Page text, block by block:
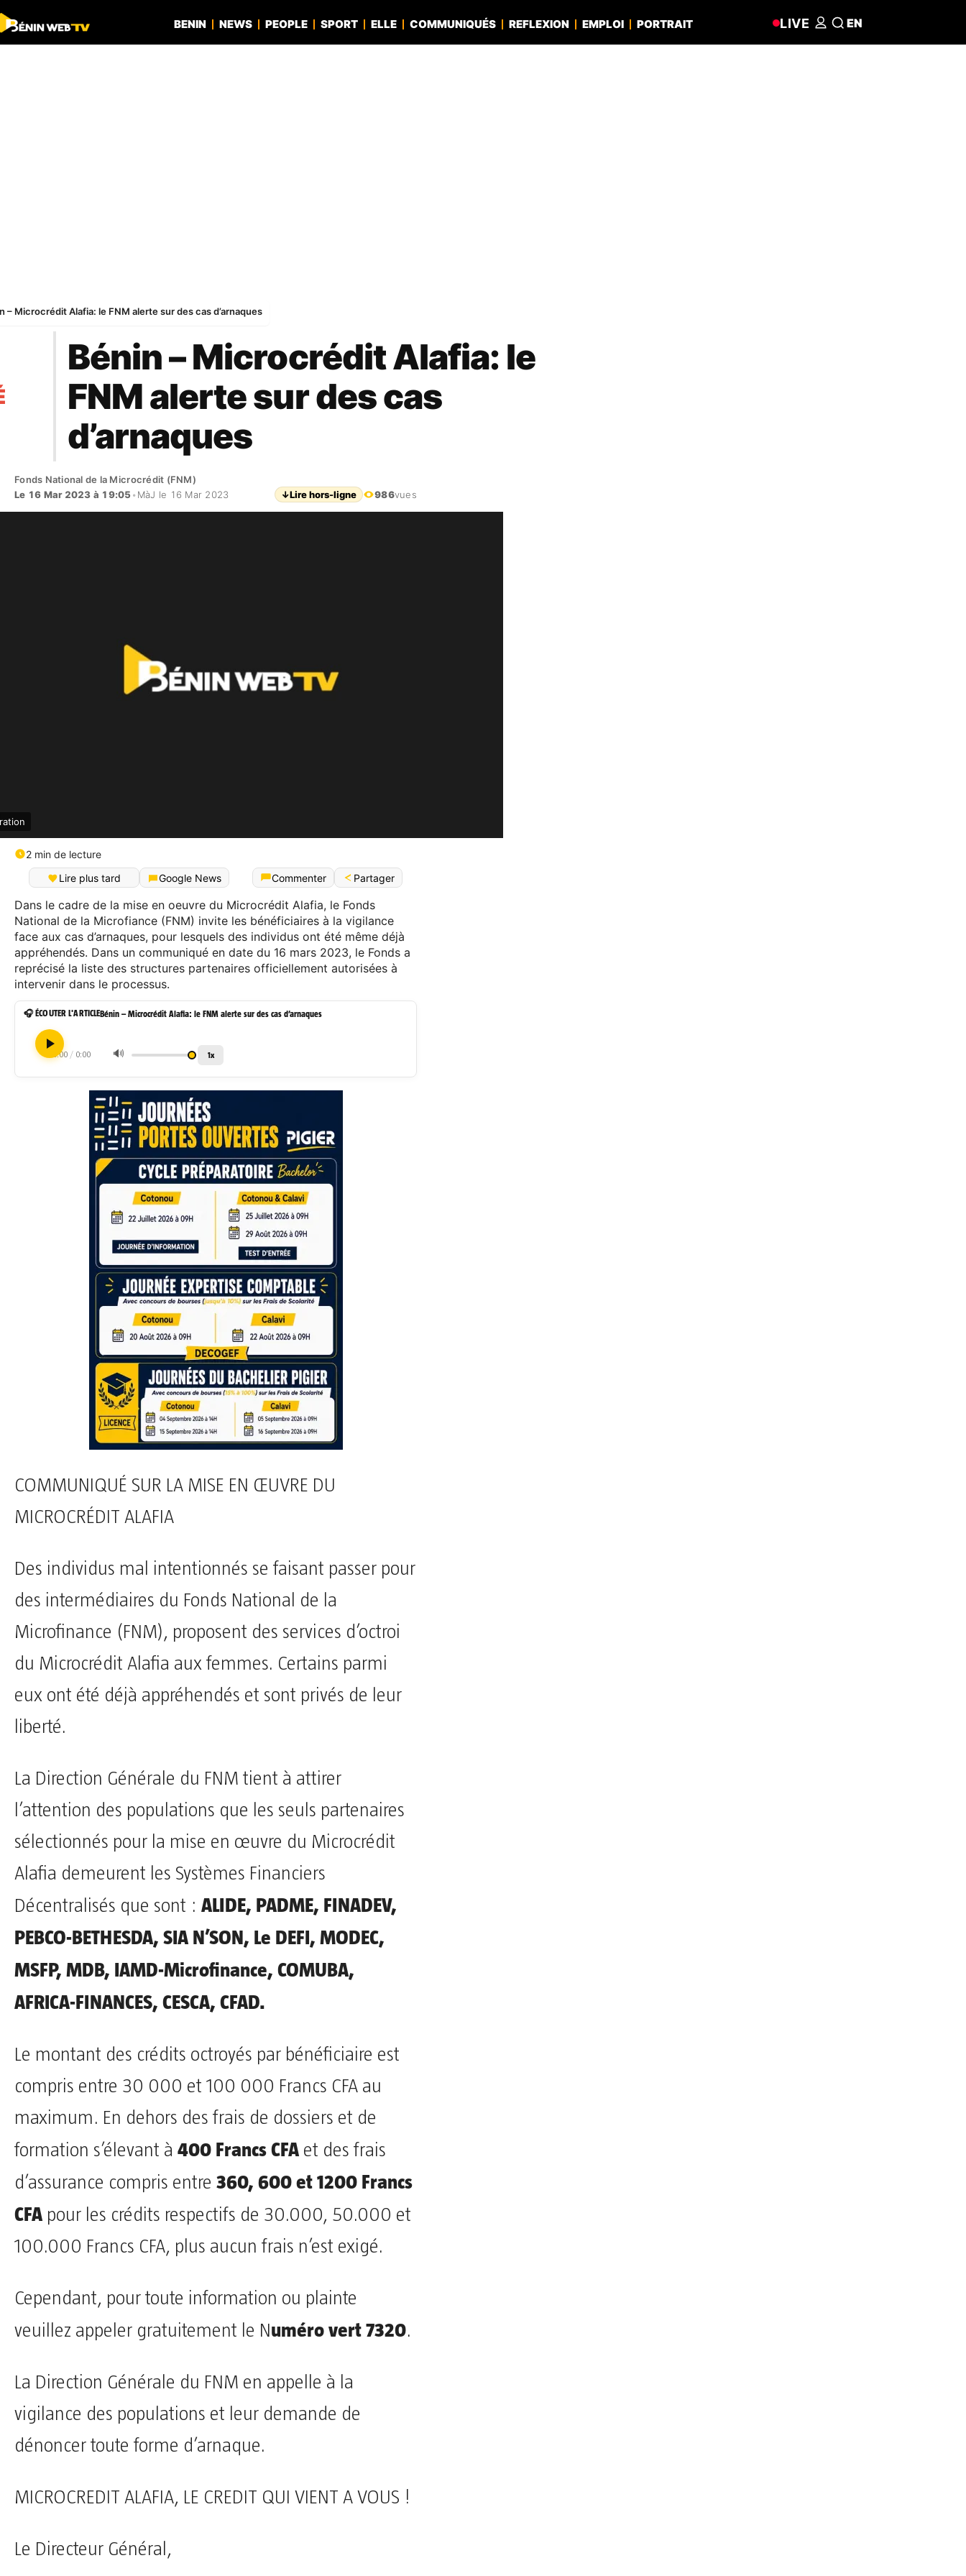
BENIN NEWS PEOPLE SPORT ELLE COMMUNIQUÉS REFLEXION EMPLOI PORTRAIT LIVE EN
– Microcrédit Alafia: le FNM alerte sur des cas d’arnaques
Bénin – Microcrédit Alafia: le
FNM alerte sur des cas
d’arnaques
Fonds National de la Microcrédit (FNM)
Le 16 Mar 2023 à 19:05 • MàJ le 16 Mar 2023 ↓Lire hors-ligne 986vues
2 min de lecture
Lire plus tard
Google News Commenter Partager
Dans le cadre de la mise en oeuvre du Microcrédit Alafia, le Fonds
National de la Microfiance (FNM) invite les bénéficiaires à la vigilance
face aux cas d’arnaques, pour lesquels des individus ont été même déjà
appréhendés. Dans un communiqué en date du 16 mars 2023, le Fonds a
reprécisé la liste des structures partenaires officiellement autorisées à
intervenir dans le processus.
🎧 ÉCOUTER L'ARTICLEBénin – Microcrédit Alafia: le FNM alerte sur des cas d’arnaques
0:00 / 0:00 🔊 1x
COMMUNIQUÉ SUR LA MISE EN ŒUVRE DU
MICROCRÉDIT ALAFIA
Des individus mal intentionnés se faisant passer pour
des intermédiaires du Fonds National de la
Microfinance (FNM), proposent des services d’octroi
du Microcrédit Alafia aux femmes. Certains parmi
eux ont été déjà appréhendés et sont privés de leur
liberté.
La Direction Générale du FNM tient à attirer
l’attention des populations que les seuls partenaires
sélectionnés pour la mise en œuvre du Microcrédit
Alafia demeurent les Systèmes Financiers
Décentralisés que sont : ALIDE, PADME, FINADEV,
PEBCO-BETHESDA, SIA N’SON, Le DEFI, MODEC,
MSFP, MDB, IAMD-Microfinance, COMUBA,
AFRICA-FINANCES, CESCA, CFAD.
Le montant des crédits octroyés par bénéficiaire est
compris entre 30 000 et 100 000 Francs CFA au
maximum. En dehors des frais de dossiers et de
formation s’élevant à 400 Francs CFA et des frais
d’assurance compris entre 360, 600 et 1200 Francs
CFA pour les crédits respectifs de 30.000, 50.000 et
100.000 Francs CFA, plus aucun frais n’est exigé.
Cependant, pour toute information ou plainte
veuillez appeler gratuitement le Numéro vert 7320.
La Direction Générale du FNM en appelle à la
vigilance des populations et leur demande de
dénoncer toute forme d’arnaque.
MICROCREDIT ALAFIA, LE CREDIT QUI VIENT A VOUS !
Le Directeur Général,